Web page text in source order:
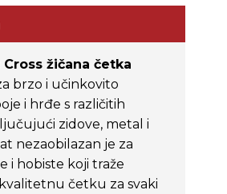
žičana četka
brzo i učinkovito
i hrđe s različitih
zidove, metal i
nezaobilazan je za
i hobiste koji traže
četku za svaki